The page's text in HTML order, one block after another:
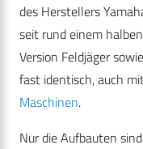
des Herstellers
seit rund einem
Version Feldjäger
fast identisch, auch
Maschinen.
Nur die Aufbauten